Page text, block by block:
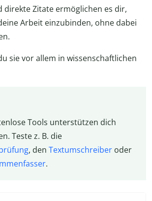
direkte Zitate ermöglichen es dir,
Arbeit einzubinden, ohne dabei
sie vor allem in wissenschaftlichen
Tools unterstützen dich
Teste z. B. die
, den Textumschreiberoder
.